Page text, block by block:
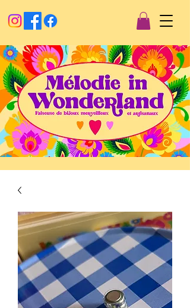
Créations artisanales
Faiseusede bijoux merveilleux
Mélodie in wonderland